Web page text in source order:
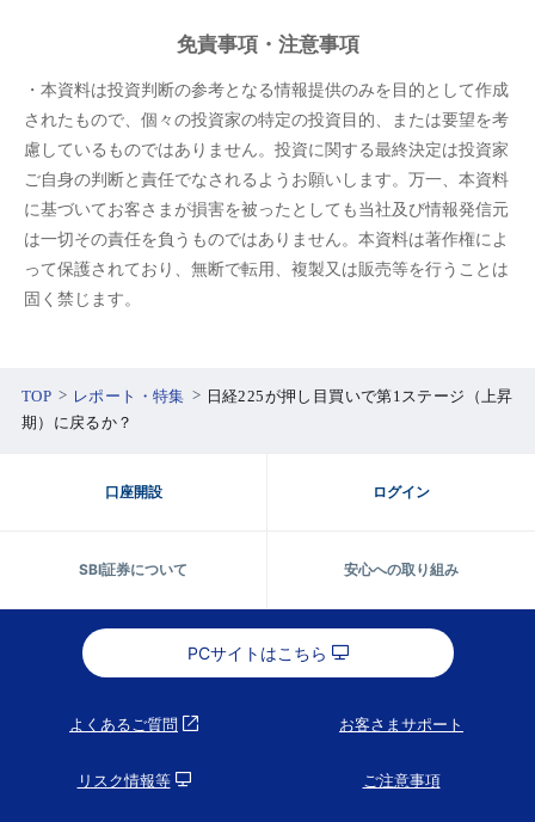
免責事項・注意事項
・本資料は投資判断の参考となる情報提供のみを目的として作成
されたもので、個々の投資家の特定の投資目的、または要望を考
慮しているものではありません。投資に関する最終決定は投資家
ご自身の判断と責任でなされるようお願いします。万一、本資料
に基づいてお客さまが損害を被ったとしても当社及び情報発信元
は一切その責任を負うものではありません。本資料は著作権によ
って保護されており、無断で転用、複製又は販売等を行うことは
固く禁じます。
TOP レポート・特集
日経225が押し目買いで第1ステージ（上昇
期）に戻るか？
口座開設 ログイン
SBI証券について 安心への取り組み
PCサイトはこちら
よくあるご質問 お客さまサポート
リスク情報等 ご注意事項